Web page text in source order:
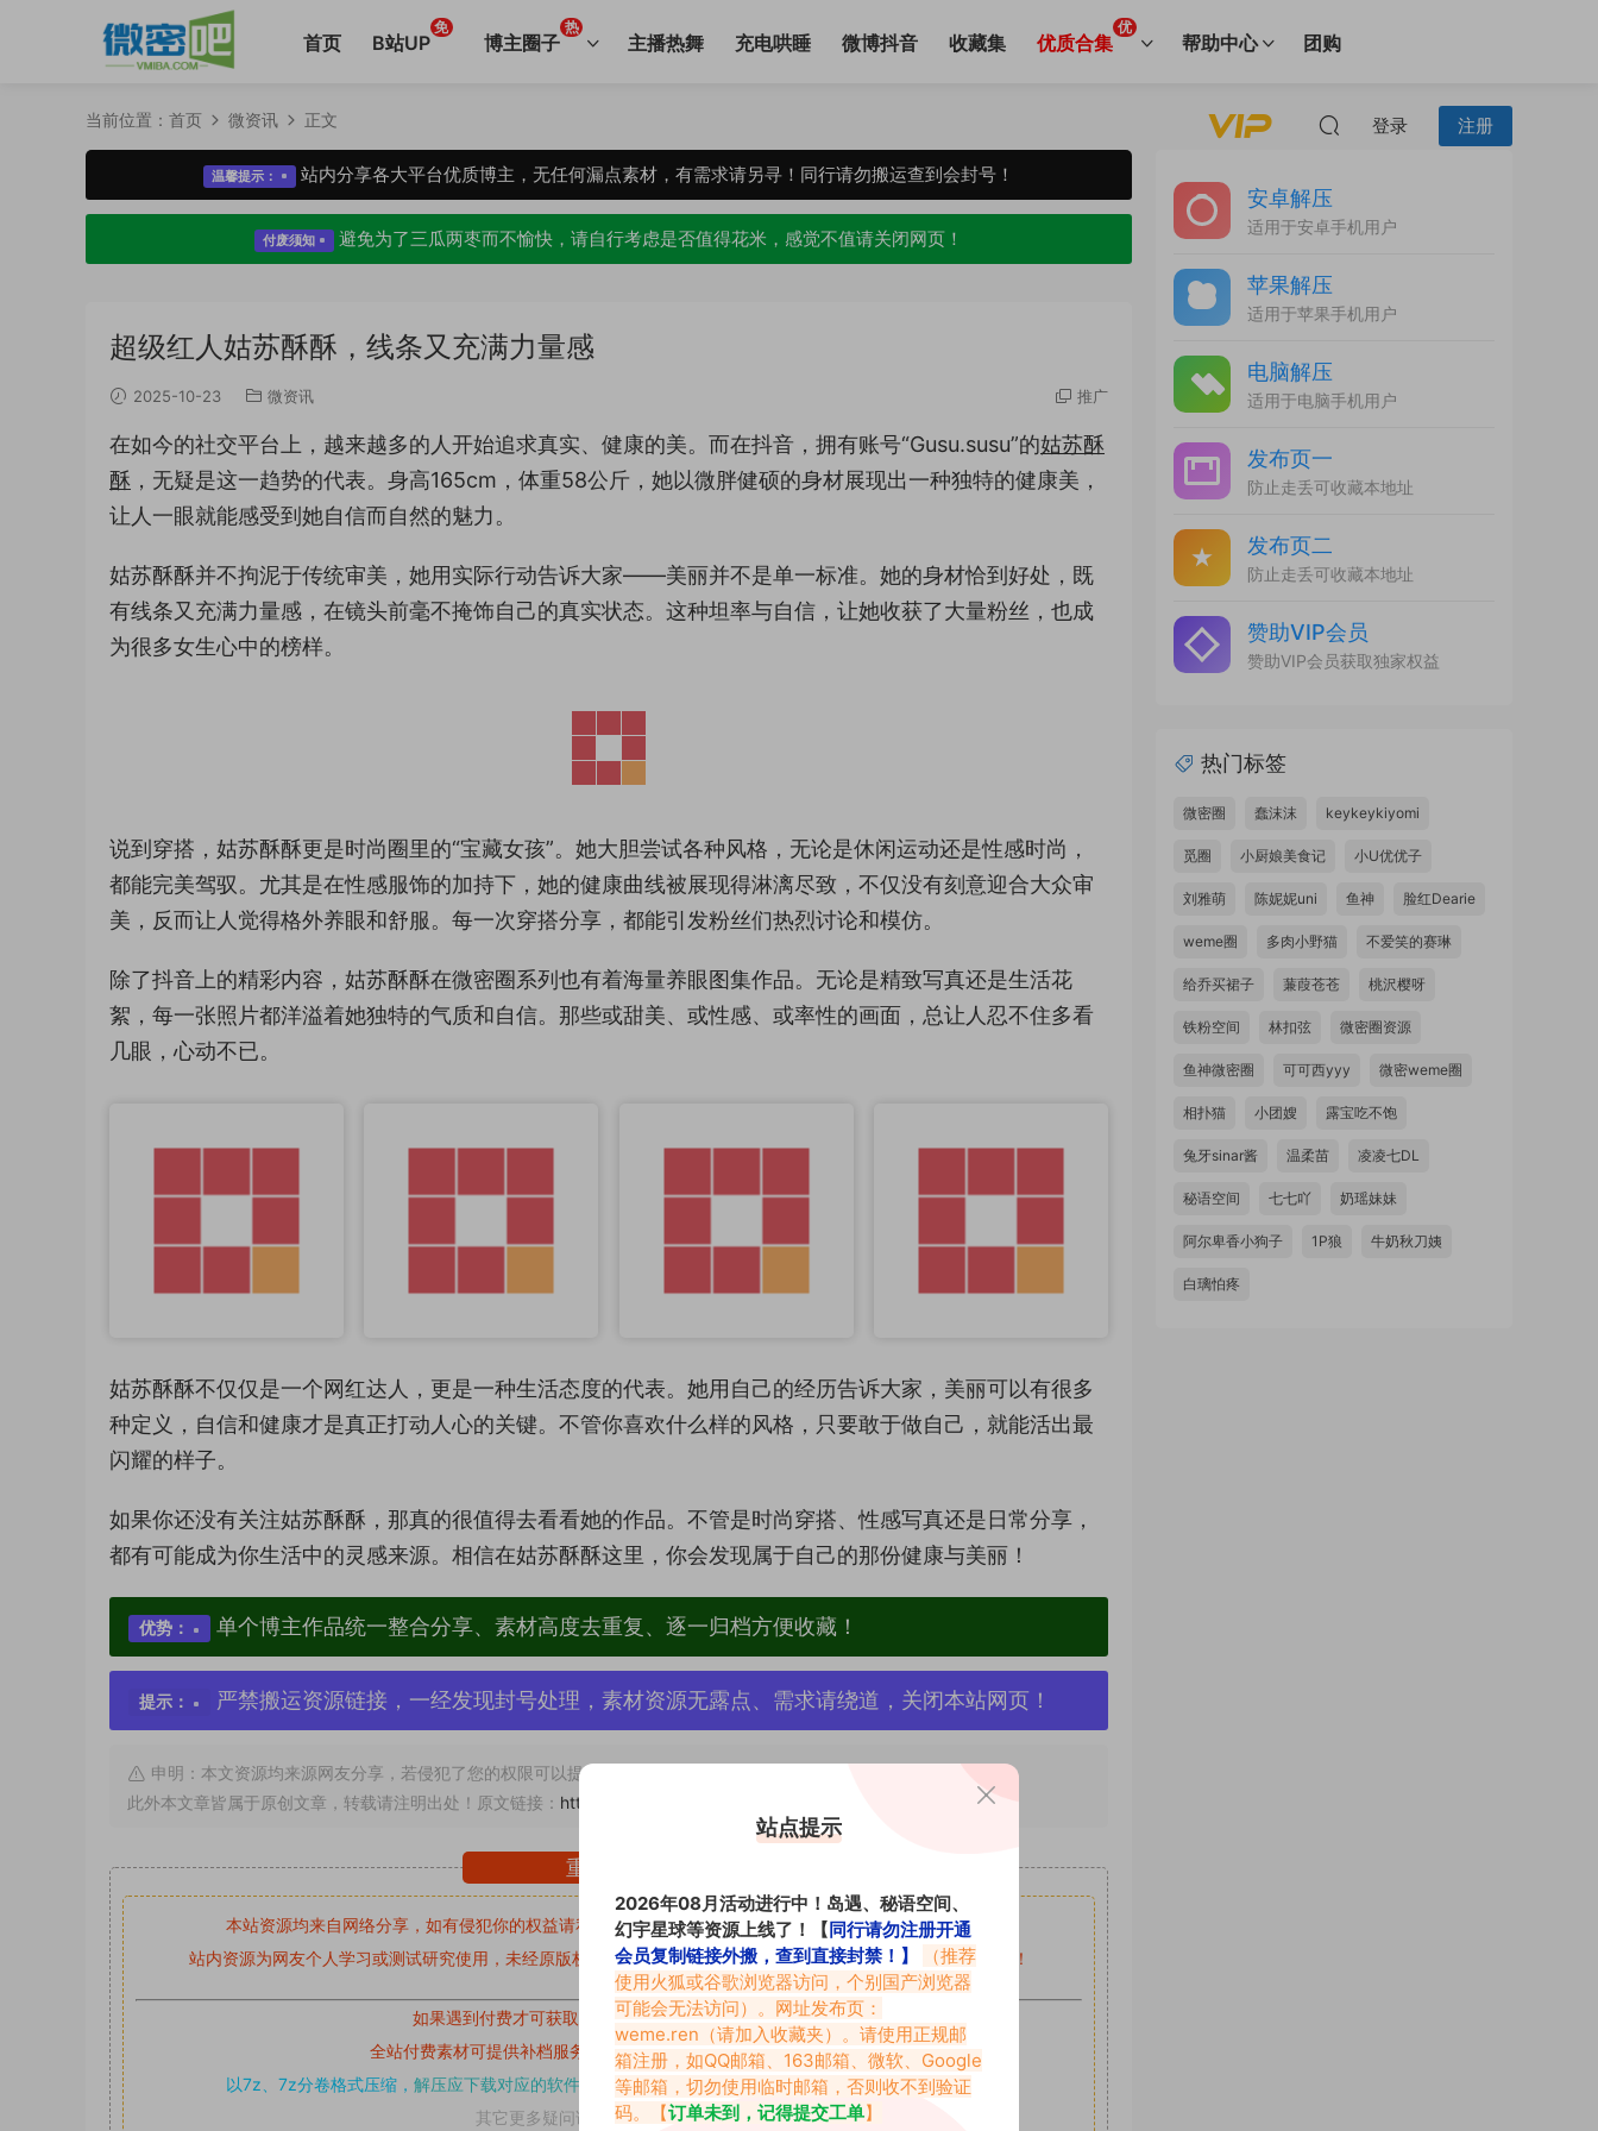
首页 B站UP
免
博主圈子
热
主播热舞 充电哄睡 微博抖音 收藏集 优质合集
优
帮助中心 团购
登录 注册
当前位置： 首页 微资讯 正文
温馨提示： 站内分享各大平台优质博主，无任何漏点素材，有需求请另寻！同行请勿搬运查到会封号！
付废须知 避免为了三瓜两枣而不愉快，请自行考虑是否值得花米，感觉不值请关闭网页！
超级红人姑苏酥酥，线条又充满力量感
2025-10-23 微资讯 推广
在如今的社交平台上，越来越多的人开始追求真实、健康的美。而在抖音，拥有账号“Gusu.susu”的姑苏酥
酥 ，无疑是这一趋势的代表。身高165cm，体重58公斤，她以微胖健硕的身材展现出一种独特的健康美，
让人一眼就能感受到她自信而自然的魅力。
姑苏酥酥并不拘泥于传统审美，她用实际行动告诉大家——美丽并不是单一标准。她的身材恰到好处，既
有线条又充满力量感，在镜头前毫不掩饰自己的真实状态。这种坦率与自信，让她收获了大量粉丝，也成
为很多女生心中的榜样。
说到穿搭，姑苏酥酥更是时尚圈里的“宝藏女孩”。她大胆尝试各种风格，无论是休闲运动还是性感时尚，
都能完美驾驭。尤其是在性感服饰的加持下，她的健康曲线被展现得淋漓尽致，不仅没有刻意迎合大众审
美，反而让人觉得格外养眼和舒服。每一次穿搭分享，都能引发粉丝们热烈讨论和模仿。
除了抖音上的精彩内容，姑苏酥酥在微密圈系列也有着海量养眼图集作品。无论是精致写真还是生活花
絮，每一张照片都洋溢着她独特的气质和自信。那些或甜美、或性感、或率性的画面，总让人忍不住多看
几眼，心动不已。
姑苏酥酥不仅仅是一个网红达人，更是一种生活态度的代表。她用自己的经历告诉大家，美丽可以有很多
种定义，自信和健康才是真正打动人心的关键。不管你喜欢什么样的风格，只要敢于做自己，就能活出最
闪耀的样子。
如果你还没有关注姑苏酥酥，那真的很值得去看看她的作品。不管是时尚穿搭、性感写真还是日常分享，
都有可能成为你生活中的灵感来源。相信在姑苏酥酥这里，你会发现属于自己的那份健康与美丽！
优势： 单个博主作品统一整合分享、素材高度去重复、逐一归档方便收藏！
提示： 严禁搬运资源链接，一经发现封号处理，素材资源无露点、需求请绕道，关闭本站网页！
申明：本文资源均来源网友分享，若侵犯了您的权限可以提交工单处理。
此外本文章皆属于原创文章，转载请注明出处！原文链接： https://www.vmiba.com/17409.html
重要声明
本站资源均来自网络分享，如有侵犯你的权益请私信留言收到留言后，我们会第一时间进行审核后删除。
站内资源为网友个人学习或测试研究使用，未经原版权作者许可,禁止用于任何商业途径！请在下载24小时内删除！
如果遇到付费才可获取的素材，建议升级对应的VIP。
全站付费素材可提供补档服务
均有备份”，
素材以主流网盘分享。
以7z、7z分卷格式压缩， 解压应下载对应的软件操作，电脑：7-zip；安卓：zarchiver；苹果：解压专家
其它更多疑问请查看站内帮助中心！
安卓解压
适用于安卓手机用户
苹果解压
适用于苹果手机用户
电脑解压
适用于电脑手机用户
发布页一
防止走丢可收藏本地址
发布页二
防止走丢可收藏本地址
赞助VIP会员
赞助VIP会员获取独家权益
热门标签
微密圈 蠢沫沫 keykeykiyomi
觅圈 小厨娘美食记 小U优优子
刘雅萌 陈妮妮uni 鱼神 脸红Dearie
weme圈 多肉小野猫 不爱笑的赛琳
给乔买裙子 蒹葭苍苍 桃沢樱呀
铁粉空间 林扣弦 微密圈资源
鱼神微密圈 可可西yyy 微密weme圈
相扑猫 小团嫂 露宝吃不饱
兔牙sinar酱 温柔苗 凌凌七DL
秘语空间 七七吖 奶瑶妹妹
阿尔卑香小狗子 1P狼 牛奶秋刀姨
白璃怕疼
站点提示
2026年08月活动进行中！岛遇、秘语空间、
幻宇星球等资源上线了！【 同行请勿注册开通
会员复制链接外搬，查到直接封禁！】
（推荐
使用火狐或谷歌浏览器访问，个别国产浏览器
可能会无法访问）。网址发布页：
weme.ren （请加入收藏夹）。请使用正规邮
箱注册，如QQ邮箱、163邮箱、微软、Google
等邮箱，切勿使用临时邮箱，否则收不到验证
码。【订单未到，记得提交工单】